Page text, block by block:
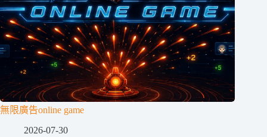
無限廣告online game
2026-07-30